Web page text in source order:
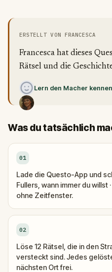
ERSTELLT VON FRANCESCA
Francesca hat dieses
Rätsel und die
Lern den Macher kennen
Was du tatsächlich
01
Lade die Questo-App und
Fullers, wann immer du willst
ohne Zeitfenster.
02
Löse 12 Rätsel, die in den
versteckt sind. Jedes
nächsten Ort frei.